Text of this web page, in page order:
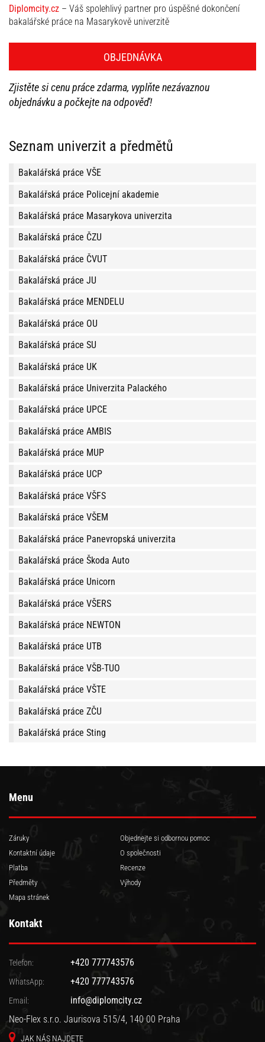
Diplomcity.cz – Váš spolehlivý partner pro úspěšné dokončení
bakalářské práce na Masarykově univerzitě
OBJEDNÁVKA
Zjistěte si cenu práce zdarma, vyplňte nezávaznou
objednávku a počkejte na odpověď!
Seznam univerzit a předmětů
Bakalářská práce VŠE
Bakalářská práce Policejní akademie
Bakalářská práce Masarykova univerzita
Bakalářská práce ČZU
Bakalářská práce ČVUT
Bakalářská práce JU
Bakalářská práce MENDELU
Bakalářská práce OU
Bakalářská práce SU
Bakalářská práce UK
Bakalářská práce Univerzita Palackého
Bakalářská práce UPCE
Bakalářská práce AMBIS
Bakalářská práce MUP
Bakalářská práce UCP
Bakalářská práce VŠFS
Bakalářská práce VŠEM
Bakalářská práce Panevropská univerzita
Bakalářská práce Škoda Auto
Bakalářská práce Unicorn
Bakalářská práce VŠERS
Bakalářská práce NEWTON
Bakalářská práce UTB
Bakalářská práce VŠB-TUO
Bakalářská práce VŠTE
Bakalářská práce ZČU
Bakalářská práce Sting
Menu
Záruky
Objednejte si odbornou pomoc
Kontaktní údaje
O společnosti
Platba
Recenze
Předměty
Výhody
Mapa stránek
Kontakt
Telefon: +420 777743576
WhatsApp: +420 777743576
Email:
info@diplomcity.cz
Neo-Flex s.r.o. Jaurisova 515/4, 140 00 Praha
JAK NÁS NAJDETE